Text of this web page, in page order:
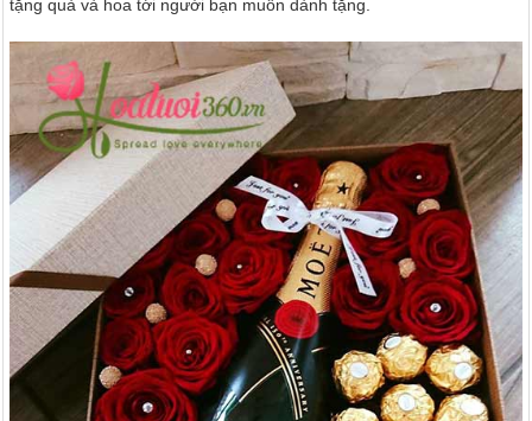
tặng quà và hoa tới người bạn muốn dành tặng.